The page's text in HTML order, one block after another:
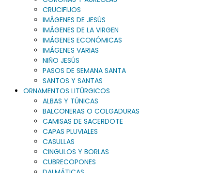
CRUCIFIJOS
IMÁGENES DE JESÚS
IMÁGENES DE LA VIRGEN
IMÁGENES ECONÓMICAS
IMÁGENES VARIAS
NIÑO JESÚS
PASOS DE SEMANA SANTA
SANTOS Y SANTAS
ORNAMENTOS LITÚRGICOS
ALBAS Y TÚNICAS
BALCONERAS O COLGADURAS
CAMISAS DE SACERDOTE
CAPAS PLUVIALES
CASULLAS
CINGULOS Y BORLAS
CUBRECOPONES